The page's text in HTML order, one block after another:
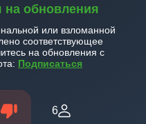
на обновления
или взломанной
соответствующее
на обновления с
Подписаться
6